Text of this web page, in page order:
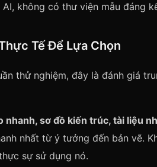
không có thư viện mẫu đáng
Tế Để Lựa Chọn
thử nghiệm, đây là đánh giá
nhanh, sơ đồ kiến trúc, tài liệu
nhất từ ý tưởng đến bản vẽ.
sự sử dụng nó.